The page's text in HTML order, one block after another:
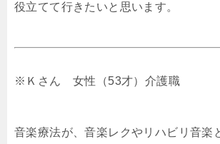
役立てて行きたいと思います。
※Ｋさん 女性（53才）介護職
音楽療法が、音楽レクやリハビリ音楽